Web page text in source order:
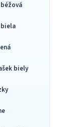
Damašek biely